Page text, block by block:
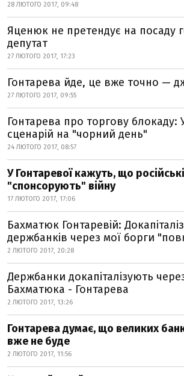
28 ЛЮТОГО 2017, 09:48
Яценюк не претендує на посаду
депутат
27 ЛЮТОГО 2017, 17:23
Гонтарева йде, це вже точно —
27 ЛЮТОГО 2017, 09:55
Гонтарева про торгову блокаду:
сценарій на "чорний день"
24 ЛЮТОГО 2017, 08:57
У Гонтаревої кажуть, що
"спонсорують" війну
17 ЛЮТОГО 2017, 17:06
Бахматюк Гонтаревій:
держбанків через мої борги
2 ЛЮТОГО 2017, 20:28
Держбанки докапіталізують
Бахматюка - Гонтарева
2 ЛЮТОГО 2017, 13:26
Гонтарева думає, що великих
вже не буде
2 ЛЮТОГО 2017, 11:56